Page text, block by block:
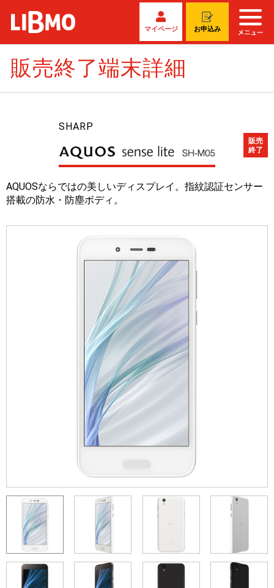
マイページ お申込み
販売終了端末詳細
SHARP
販売
終了
AQUOSならではの美しいディスプレイ。指紋認証センサー
搭載の防水・防塵ボディ。